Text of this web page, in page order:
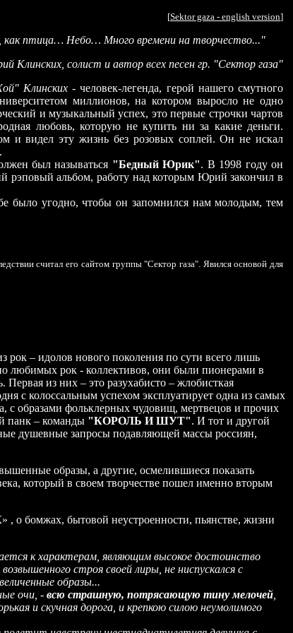
[Sektor gaza - english version]
как птица… Небо… Много времени на творчество..."
Клинских, солист и автор всех песен гр. "Сектор газа"
Клинских- человек-легенда, герой нашего смутного
миллионов, на котором выросло не одно
и музыкальный успех, это первые строчки чартов
любовь, которую не купить ни за какие деньги.
и видел эту жизнь без розовых соплей. Он не искал
был называться "Бедный Юрик". В 1998 году он
рэповый альбом, работу над которым Юрий закончил в
было угодно, чтобы он запомнился нам молодым, тем
считал его сайтом группы "Сектор газа". Явился основой для
– идолов нового поколения по сути всего лишь
любимых рок - коллективов, они были пионерами в
из них – это разухабисто – жлобисткая
с колоссальным успехом эксплуатирует одна из самых
с образами фольклерных чудовищ, мертвецов и прочих
панк – команды "КОРОЛЬ И ШУТ". И тот и другой
душевные запросы подавляющей массы россиян,
образы, а другие, осмелившиеся показать
который в своем творчестве пошел именно вторым
о бомжах, бытовой неустроенности, пьянстве, жизни
к характерам, являющим высокое достоинство
строя своей лиры, не ниспускался с
образы...
очи, - всю страшную, потрясающую тину мелочей
и скучная дорога, и крепкою силою неумолимого